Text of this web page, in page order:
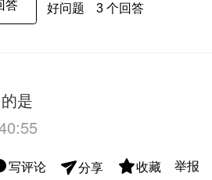
答 好问题 3 个回答
是
写评论 分享 收藏 举报